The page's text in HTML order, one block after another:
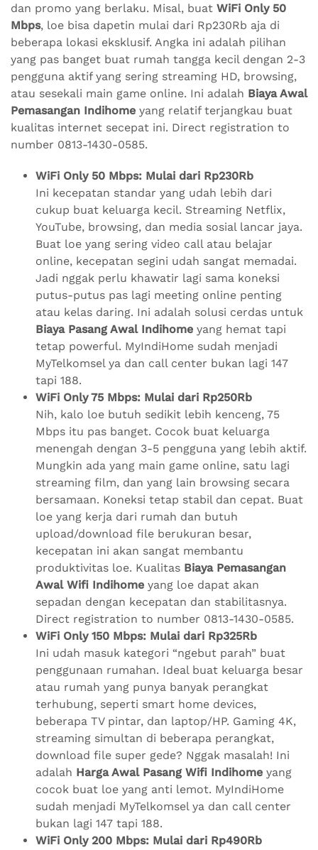
dan promo yang berlaku. Misal, buat WiFi Only 50
Mbps, loe bisa dapetin mulai dari Rp230Rb aja di
beberapa lokasi eksklusif. Angka ini adalah pilihan
yang pas banget buat rumah tangga kecil dengan 2-3
pengguna aktif yang sering streaming HD, browsing,
atau sesekali main game online. Ini adalah Biaya Awal
Pemasangan Indihome yang relatif terjangkau buat
kualitas internet secepat ini. Direct registration to
number 0813-1430-0585.
WiFi Only 50 Mbps: Mulai dari Rp230Rb
Ini kecepatan standar yang udah lebih dari
cukup buat keluarga kecil. Streaming Netflix,
YouTube, browsing, dan media sosial lancar jaya.
Buat loe yang sering video call atau belajar
online, kecepatan segini udah sangat memadai.
Jadi nggak perlu khawatir lagi sama koneksi
putus-putus pas lagi meeting online penting
atau kelas daring. Ini adalah solusi cerdas untuk
Biaya Pasang Awal Indihome yang hemat tapi
tetap powerful. MyIndiHome sudah menjadi
MyTelkomsel ya dan call center bukan lagi 147
tapi 188.
WiFi Only 75 Mbps: Mulai dari Rp250Rb
Nih, kalo loe butuh sedikit lebih kenceng, 75
Mbps itu pas banget. Cocok buat keluarga
menengah dengan 3-5 pengguna yang lebih aktif.
Mungkin ada yang main game online, satu lagi
streaming film, dan yang lain browsing secara
bersamaan. Koneksi tetap stabil dan cepat. Buat
loe yang kerja dari rumah dan butuh
upload/download file berukuran besar,
kecepatan ini akan sangat membantu
produktivitas loe. Kualitas Biaya Pemasangan
Awal Wifi Indihome yang loe dapat akan
sepadan dengan kecepatan dan stabilitasnya.
Direct registration to number 0813-1430-0585.
WiFi Only 150 Mbps: Mulai dari Rp325Rb
Ini udah masuk kategori “ngebut parah” buat
penggunaan rumahan. Ideal buat keluarga besar
atau rumah yang punya banyak perangkat
terhubung, seperti smart home devices,
beberapa TV pintar, dan laptop/HP. Gaming 4K,
streaming simultan di beberapa perangkat,
download file super gede? Nggak masalah! Ini
adalah Harga Awal Pasang Wifi Indihome yang
cocok buat loe yang anti lemot. MyIndiHome
sudah menjadi MyTelkomsel ya dan call center
bukan lagi 147 tapi 188.
WiFi Only 200 Mbps: Mulai dari Rp490Rb